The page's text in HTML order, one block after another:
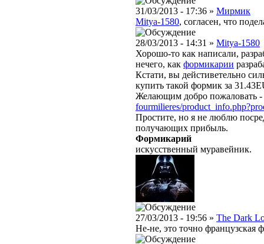
31/03/2013 - 17:36 » Мирмик
Mitya-1580, согласен, что
28/03/2013 - 14:31 » Mitya-1580
Хорошо-то как написали,
нечего, как формикарии
Кстати, вы дейстиветельно
купить такой формик за
Желающим добро пожаловать -
fourmilieres/
Простите, но я не люблю
получающих прибыль.
Формикарий
искусственный муравейник.
27/03/2013 - 19:56 » The Dark
Не-не, это точно французская